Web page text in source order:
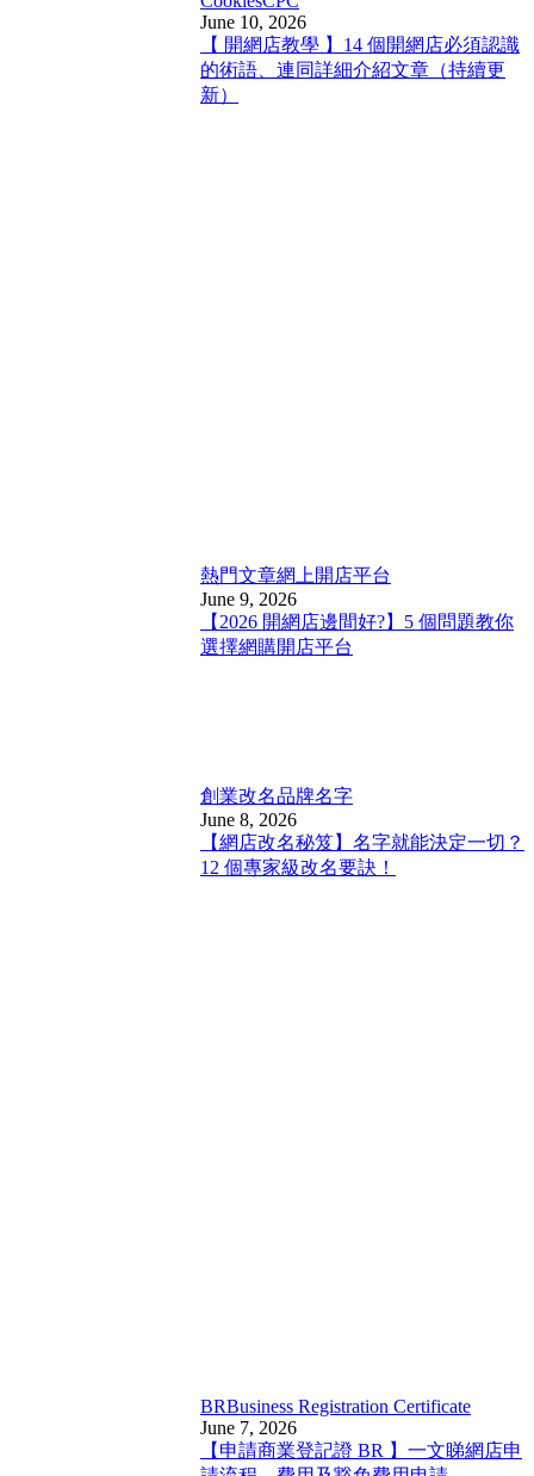
June 10, 2026
【 開網店教學 】14 個開網店必須認識
的術語、連同詳細介紹文章（持續更
新）
熱門文章網上開店平台
June 9, 2026
【2026 開網店邊間好?】5 個問題教你
選擇網購開店平台
創業改名品牌名字
June 8, 2026
【網店改名秘笈】名字就能決定一切？
12 個專家級改名要訣！
BRBusiness Registration Certificate
June 7, 2026
【申請商業登記證 BR 】一文睇網店申